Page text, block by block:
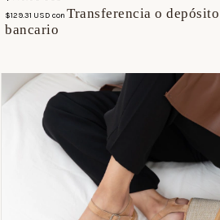
$129.31 USD con Transferencia o depósito
bancario